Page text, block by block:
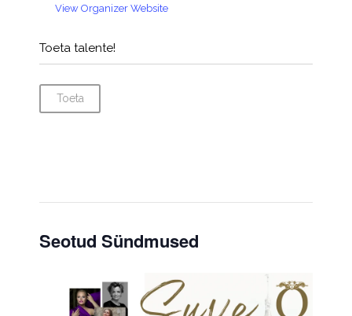
View Organizer Website
Toeta talente!
Toeta
Seotud Sündmused